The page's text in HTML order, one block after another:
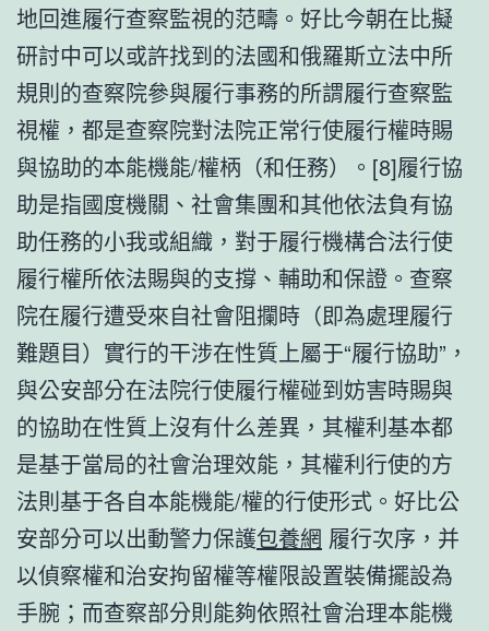
地回進履行查察監視的范疇。好比今朝在比擬
研討中可以或許找到的法國和俄羅斯立法中所
規則的查察院參與履行事務的所謂履行查察監
視權，都是查察院對法院正常行使履行權時賜
與協助的本能機能/權柄（和任務）。[8]履行協
助是指國度機關、社會集團和其他依法負有協
助任務的小我或組織，對于履行機構合法行使
履行權所依法賜與的支撐、輔助和保證。查察
院在履行遭受來自社會阻攔時（即為處理履行
難題目）實行的干涉在性質上屬于“履行協助”，
與公安部分在法院行使履行權碰到妨害時賜與
的協助在性質上沒有什么差異，其權利基本都
是基于當局的社會治理效能，其權利行使的方
法則基于各自本能機能/權的行使形式。好比公
安部分可以出動警力保護包養網 履行次序，并
以偵察權和治安拘留權等權限設置裝備擺設為
手腕；而查察部分則能夠依照社會治理本能機